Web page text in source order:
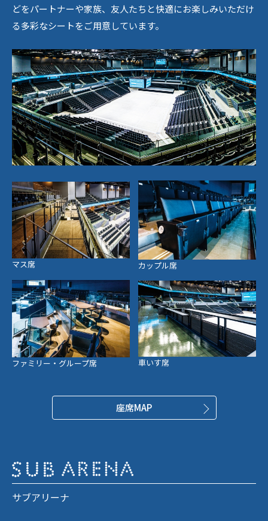
どをパートナーや家族、友人たちと快適にお楽しみいただけ
る多彩なシートをご用意しています。
マス席 カップル席
ファミリー・グループ席 車いす席
座席MAP
サブアリーナ